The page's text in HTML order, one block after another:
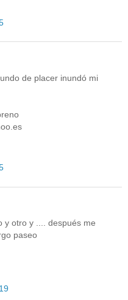
de placer inundó mi
y otro y .... después me
paseo